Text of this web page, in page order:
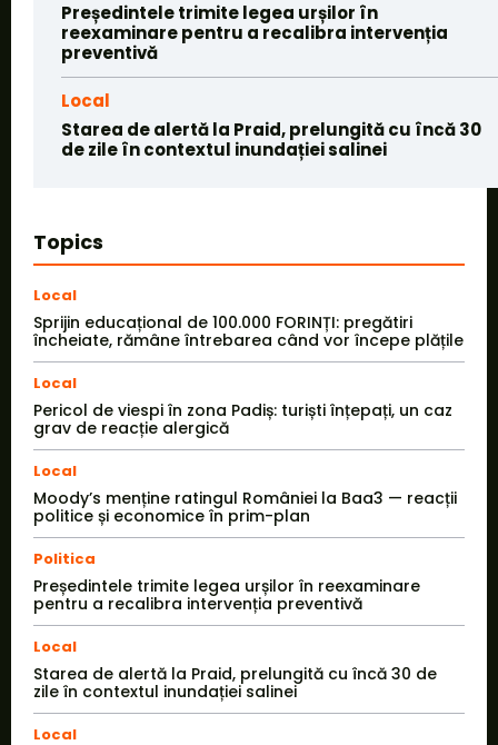
Președintele trimite legea urșilor în
reexaminare pentru a recalibra intervenția
preventivă
Local
Starea de alertă la Praid, prelungită cu încă 30
de zile în contextul inundației salinei
Topics
Local
Sprijin educațional de 100.000 FORINȚI: pregătiri
încheiate, rămâne întrebarea când vor începe plățile
Local
Pericol de viespi în zona Padiș: turiști înțepați, un caz
grav de reacție alergică
Local
Moody’s menține ratingul României la Baa3 — reacții
politice și economice în prim-plan
Politica
Președintele trimite legea urșilor în reexaminare
pentru a recalibra intervenția preventivă
Local
Starea de alertă la Praid, prelungită cu încă 30 de
zile în contextul inundației salinei
Local